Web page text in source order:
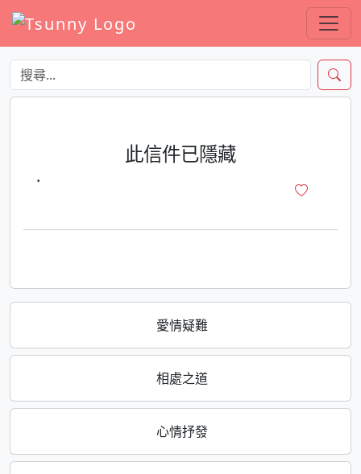
愛情疑難
相處之道
心情抒發
此信件已隱藏
·